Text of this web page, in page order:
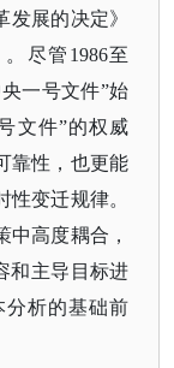
展的决定》
尽管1986至
一号文件”始
文件”的权威
靠性，也更能
变迁规律。
高度耦合，
和主导目标进
分析的基础前